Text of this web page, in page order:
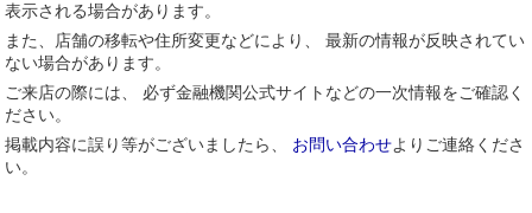
表示される場合があります。
また、店舗の移転や住所変更などにより、 最新の情報が反映されてい
ない場合があります。
ご来店の際には、 必ず金融機関公式サイトなどの一次情報をご確認く
ださい。
掲載内容に誤り等がございましたら、 お問い合わせよりご連絡くださ
い。